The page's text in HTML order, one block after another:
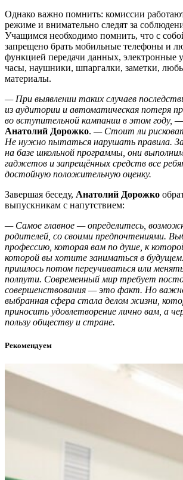
Однако важно помнить: комиссии
режиме и внимательно следят за
Учащимся необходимо помнить, что с
запрещено брать мобильные телефоны и
функцией передачи данных, электронные
часы, наушники, шпаргалки, заметки,
материалы.
— При выявлении таких случаев
из аудитории и автоматическая потеря
во вступительной кампании в этом году, —
Анатолий Дорожко. — Стоит ли
Не нужно пытаться нарушать правила.
на базе школьной программы, они
гаджетов и запрещённых средств все
достойную положительную оценку.
Завершая беседу, Анатолий Дорожко
выпускникам с напутствием:
— Самое главное — определитесь,
родителей, со своими предпочтениями.
профессию, которая вам по душе, к
которой вы хотите заниматься в
пришлось потом переучиваться или
полпути. Современный мир требует
совершенствования — это факт. Но
выбранная сфера стала делом жизни,
приносить удовлетворение лично вам, а
пользу обществу и стране.
Рекомендуем